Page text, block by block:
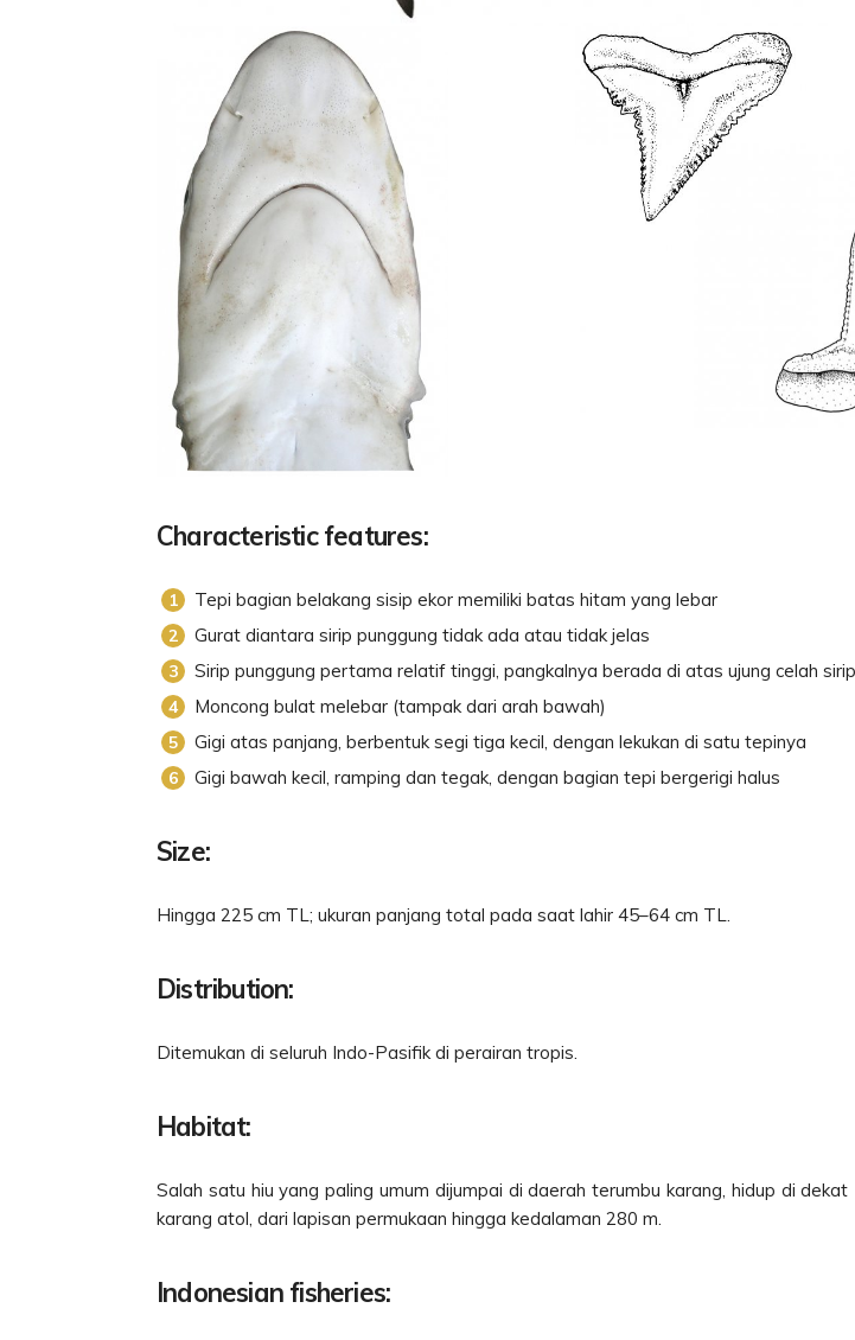
Characteristic features:
Tepi bagian belakang sisip ekor memiliki batas hitam yang lebar
Gurat diantara sirip punggung tidak ada atau tidak jelas
Sirip punggung pertama relatif tinggi, pangkalnya berada di atas ujung celah
Moncong bulat melebar (tampak dari arah bawah)
Gigi atas panjang, berbentuk segi tiga kecil, dengan lekukan di satu tepinya
Gigi bawah kecil, ramping dan tegak, dengan bagian tepi bergerigi halus
Size:
Hingga 225 cm TL; ukuran panjang total pada saat lahir 45–64 cm TL.
Distribution:
Ditemukan di seluruh Indo-Pasifik di perairan tropis.
Habitat:
Salah satu hiu yang paling umum dijumpai di daerah terumbu karang, hidup di
karang atol, dari lapisan permukaan hingga kedalaman 280 m.
Indonesian fisheries: